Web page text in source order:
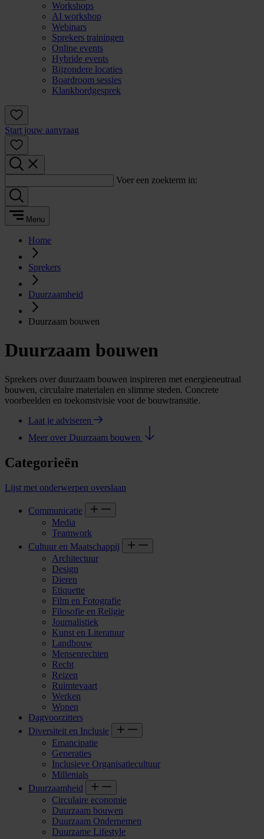
Workshops
AI workshop
Webinars
Sprekers trainingen
Online events
Hybride events
Bijzondere locaties
Boardroom sessies
Klankbordgesprek
Start jouw aanvraag
Voer een zoekterm in:
Menu
Home
Sprekers
Duurzaamheid
Duurzaam bouwen
Duurzaam bouwen
Sprekers over duurzaam bouwen inspireren met energieneutraal
bouwen, circulaire materialen en slimme steden. Concrete
voorbeelden en toekomstvisie voor de bouwtransitie.
Laat je adviseren
Meer over Duurzaam bouwen
Categorieën
Lijst met onderwerpen overslaan
Communicatie
Media
Teamwork
Cultuur en Maatschappij
Architectuur
Design
Dieren
Etiquette
Film en Fotografie
Filosofie en Religie
Journalistiek
Kunst en Literatuur
Landbouw
Mensenrechten
Recht
Reizen
Ruimtevaart
Werken
Wonen
Dagvoorzitters
Diversiteit en Inclusie
Emancipatie
Generaties
Inclusieve Organisatiecultuur
Millenials
Duurzaamheid
Circulaire economie
Duurzaam bouwen
Duurzaam Ondernemen
Duurzame Lifestyle